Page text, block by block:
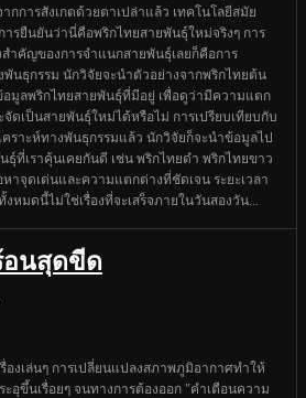
การสังเกตด้วยตาเปล่าแล้ว เทคโนโลยีสมัย
รยืนยันว่านี่คือพริกไทยสายพันธุ์ใหม่จริงๆ การ
ำคัญของการจำแนกสายพันธุ์เลยก็คือการ
พันธุกรรม นักวิจัยจะนำตัวอย่างจากพริกไทยต้น
มูลพริกไทยสายพันธุ์ที่มีอยู่ เพื่อดูว่ามีความแตก
ดเป็นสายพันธุ์ใหม่ได้หรือไม่ การเปรียบเทียบกับ
ราะห์ทางพันธุกรรมแล้ว นักวิจัยก็จะนำข้อมูลไป
ธุ์ที่เราคุ้นเคยกันดี เช่น พริกไทยดำ พริกไทยขาว
าจุดเด่นและความแตกต่างที่ชัดเจน ระยะเวลา
หมดนี้ไม่ใช่เรื่องที่จะเสร็จภายในวันสองวัน...
อนสุดขีด
องเล่นๆ การเปลี่ยนแปลงสภาพภูมิอากาศทำให้
ะอุขึ้นเรื่อยๆ จนทางการต้องออก "คำเตือนความ